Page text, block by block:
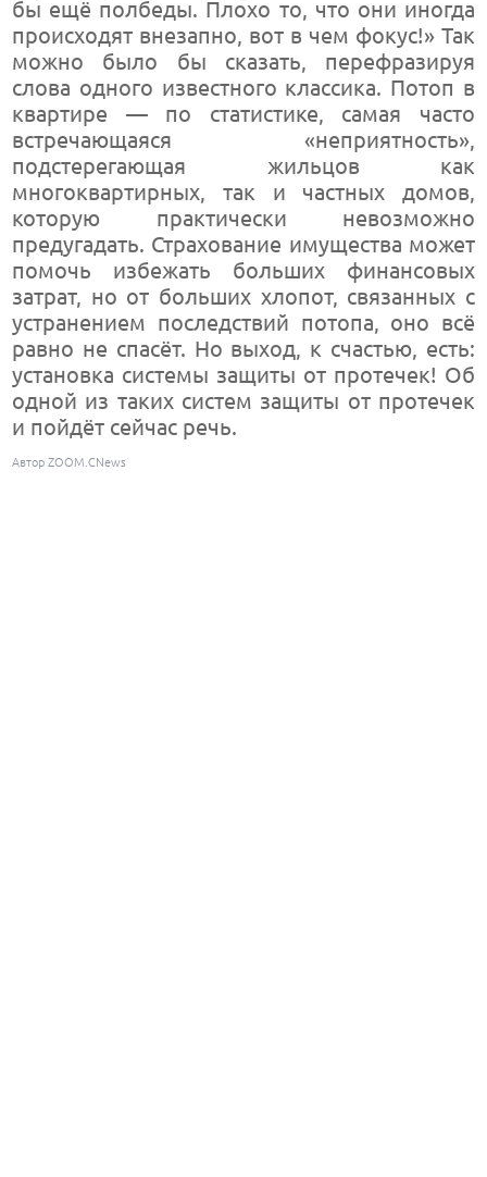
бы ещё полбеды. Плохо то, что они иногда
происходят внезапно, вот в чем фокус!» Так
можно было бы сказать, перефразируя
слова одного известного классика. Потоп в
квартире — по статистике, самая часто
встречающаяся «неприятность»,
подстерегающая жильцов как
многоквартирных, так и частных домов,
которую практически невозможно
предугадать. Страхование имущества может
помочь избежать больших финансовых
затрат, но от больших хлопот, связанных с
устранением последствий потопа, оно всё
равно не спасёт. Но выход, к счастью, есть:
установка системы защиты от протечек! Об
одной из таких систем защиты от протечек
и пойдёт сейчас речь.
Автор ZOOM.CNews